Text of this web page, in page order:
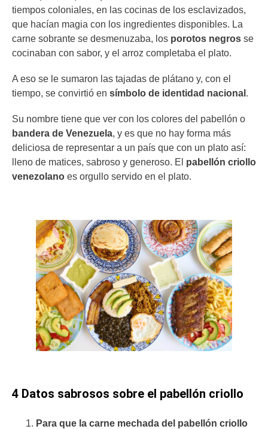
tiempos coloniales, en las cocinas de los esclavizados,
que hacían magia con los ingredientes disponibles. La
carne sobrante se desmenuzaba, los porotos negros se
cocinaban con sabor, y el arroz completaba el plato.
A eso se le sumaron las tajadas de plátano y, con el
tiempo, se convirtió en símbolo de identidad nacional .
Su nombre tiene que ver con los colores del pabellón o
bandera de Venezuela, y es que no hay forma más
deliciosa de representar a un país que con un plato así:
lleno de matices, sabroso y generoso. El pabellón criollo
venezolano es orgullo servido en el plato.
4 Datos sabrosos sobre el pabellón criollo
Para que la carne mechada del pabellón criollo